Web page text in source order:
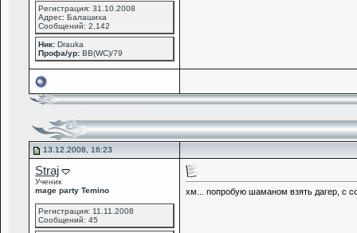
Регистрация: 31.10.2008
Адрес: Балашиха
Сообщений: 2,142
Ник: Drauka
Профа/ур: ВВ(WC)/79
13.12.2008, 16:23
Straj
Ученик
mage party Temino
Регистрация: 11.11.2008
Сообщений: 45
хм... попробую шаманом взять дагер, с